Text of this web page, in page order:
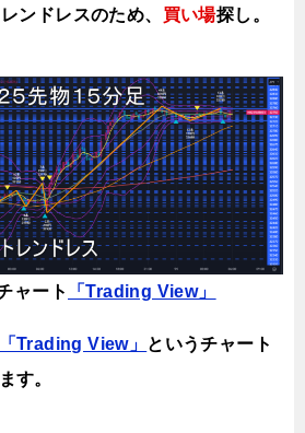
ンドレスのため、 買い場探し。
ャート 「Trading View」
「Trading View」 というチャート
す。